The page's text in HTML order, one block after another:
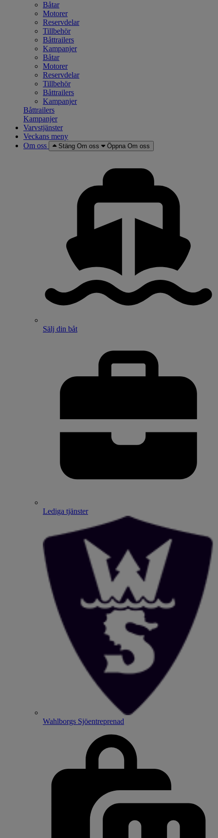
Båtar
Motorer
Reservdelar
Tillbehör
Båttrailers
Kampanjer
Båtar
Motorer
Reservdelar
Tillbehör
Båttrailers
Kampanjer
Båttrailers
Kampanjer
Varvstjänster
Veckans meny
Om oss
Stäng Om oss Öppna Om oss
Sälj din båt
Lediga tjänster
Wahlborgs Sjöentreprenad